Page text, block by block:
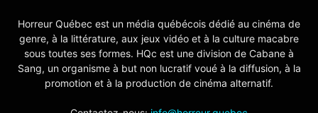
Horreur Québec est un média québécois dédié au cinéma de
genre, à la littérature, aux jeux vidéo et à la culture macabre
sous toutes ses formes. HQc est une division de Cabane à
Sang, un organisme à but non lucratif voué à la diffusion, à la
promotion et à la production de cinéma alternatif.